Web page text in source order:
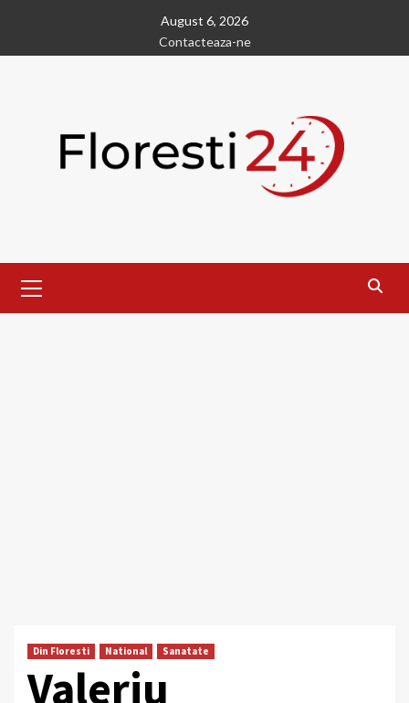
content
August 6, 2026
Contacteaza-ne
Menu
Din Floresti National Sanatate
Valeriu